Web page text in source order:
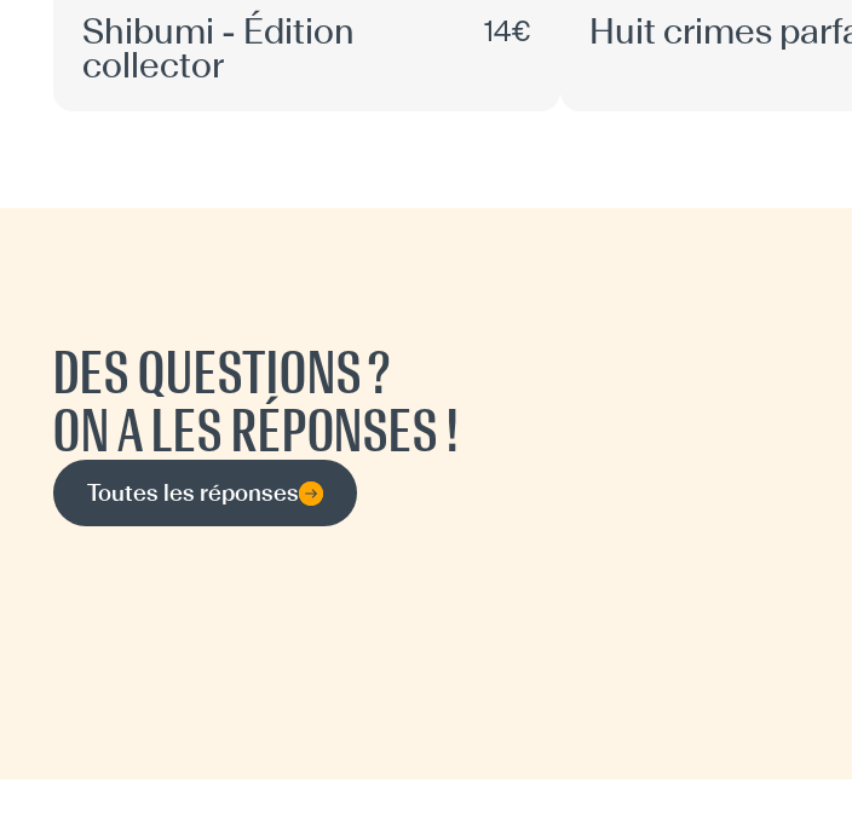
Shibumi - Édition
collector
14€ Huit crimes
DES QUESTIONS ?
ON A LES RÉPONSES !
Toutes les réponses